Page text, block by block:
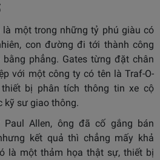
một trong những tỷ phú giàu có
con đường đi tới thành công
phẳng. Gates từng đặt chân
với một công ty có tên là Traf-O-
bị phân tích thông tin xe cộ
kỹ sư giao thông.
Allen, ông đã cố gắng bán
kết quả thì chẳng mấy khả
là một thảm họa thật sự, thiết bị